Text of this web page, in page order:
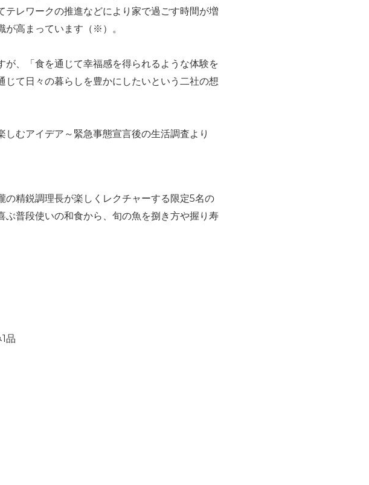
レワークの推進などにより家で過ごす時間が増
が高まっています（※）。
、「食を通じて幸福感を得られるような体験を
て日々の暮らしを豊かにしたいという二社の想
むアイデア～緊急事態宣言後の生活調査より
精鋭調理長が楽しくレクチャーする限定5名の
普段使いの和食から、旬の魚を捌き方や握り寿
品